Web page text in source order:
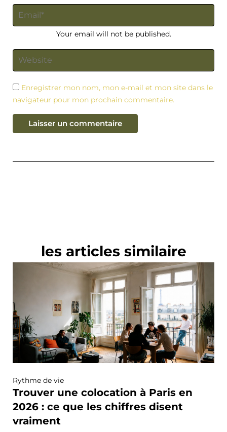
Your email will not be published.
Enregistrer mon nom, mon e-mail et mon site dans le
navigateur pour mon prochain commentaire.
les articles similaire
Rythme de vie
Trouver une colocation à Paris en
2026 : ce que les chiffres disent
vraiment